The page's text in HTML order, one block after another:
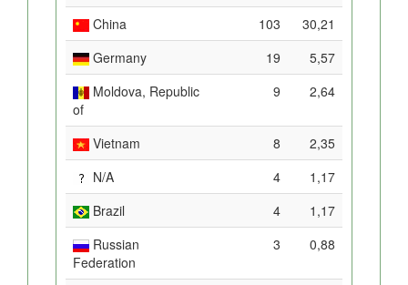
China
103
30,21
Germany
19
5,57
Moldova, Republic
of
9 2,64
Vietnam 8
2,35
N/A
4
1,17
Brazil
4
1,17
Russian
Federation
3 0,88